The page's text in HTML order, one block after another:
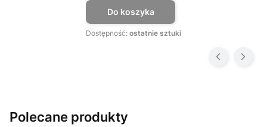
Do koszyka
Dostępność: ostatnie sztuki
Polecane produkty